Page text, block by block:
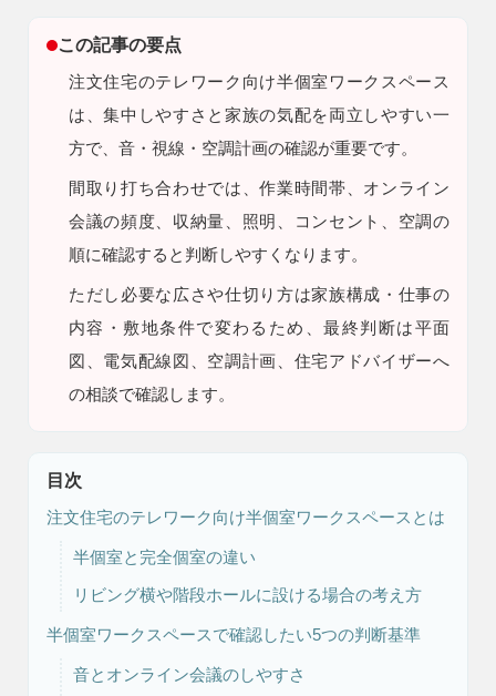
この記事の要点
注文住宅のテレワーク向け半個室ワークスペース
は、集中しやすさと家族の気配を両立しやすい一
方で、音・視線・空調計画の確認が重要です。
間取り打ち合わせでは、作業時間帯、オンライン
会議の頻度、収納量、照明、コンセント、空調の
順に確認すると判断しやすくなります。
ただし 必要な広さや仕切り方は家族構成・仕事の
内容・敷地条件で変わるため、最終判断は平面
図、電気配線図、空調計画、住宅アドバイザーへ
の相談で確認します。
目次
注文住宅のテレワーク向け半個室ワークスペースとは
半個室と完全個室の違い
リビング横や階段ホールに設ける場合の考え方
半個室ワークスペースで確認したい5つの判断基準
音とオンライン会議のしやすさ
営業時間 9時〜18時
（定休／水曜日）
0120-70-1212
リフォーム
0120-37-7611
アフターメンテナンス
営業時間 9時〜17時（定休／水曜日）
04-2950-7171
事業用